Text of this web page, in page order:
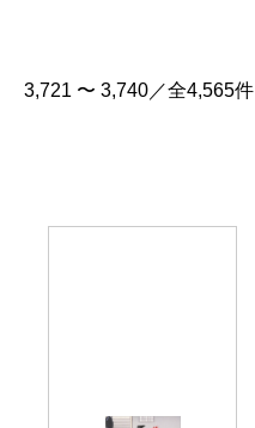
3,721 〜 3,740／全4,565件